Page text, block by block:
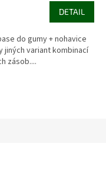
DETAIL
do gumy + nohavice
jiných variant kombinací
zásob....